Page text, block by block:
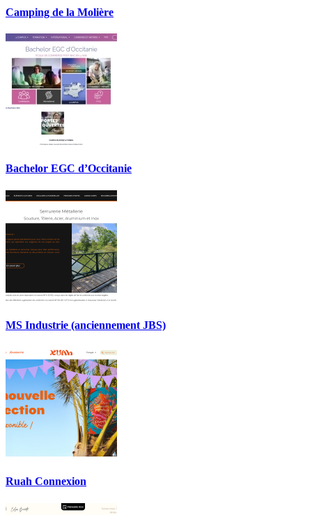
Camping de la Molière
Bachelor EGC d’Occitanie
MS Industrie (anciennement JBS)
Ruah Connexion